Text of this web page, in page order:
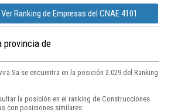
Ver Ranking de Empresas del CNAE 4101
provincia de
Sa se encuentra en la posición 2.029 del Ranking
la posición en el ranking de Construcciones
con posiciones similares: